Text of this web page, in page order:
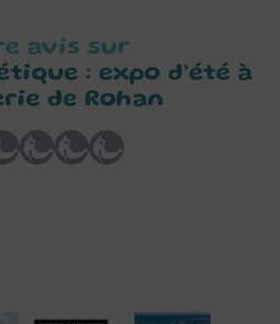
avis sur
: expo d’été à
de Rohan